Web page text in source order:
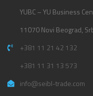
YUBC – YU Business
11070 Novi Beograd,
+381 11 21 42 132
+381 11 31 13 573
info@seibl-trade.com